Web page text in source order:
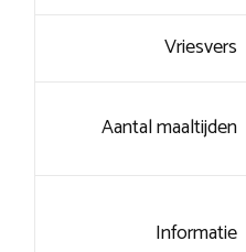
Vriesvers
Aantal maaltijden
Informatie